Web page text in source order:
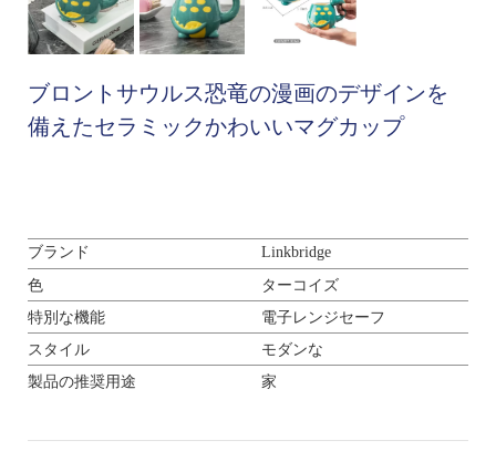
ブロントサウルス恐竜の漫画のデザインを
備えたセラミックかわいいマグカップ
ブランド Linkbridge
色
ターコイズ
特別な機能
電子レンジセーフ
スタイル
モダンな
製品の推奨用途
家